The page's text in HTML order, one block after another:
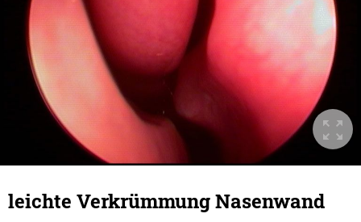
leichte Verkrümmung Nasenwand